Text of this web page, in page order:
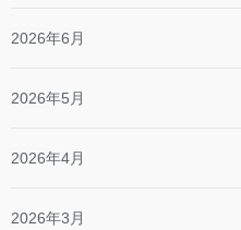
2026年6月
2026年5月
2026年4月
2026年3月